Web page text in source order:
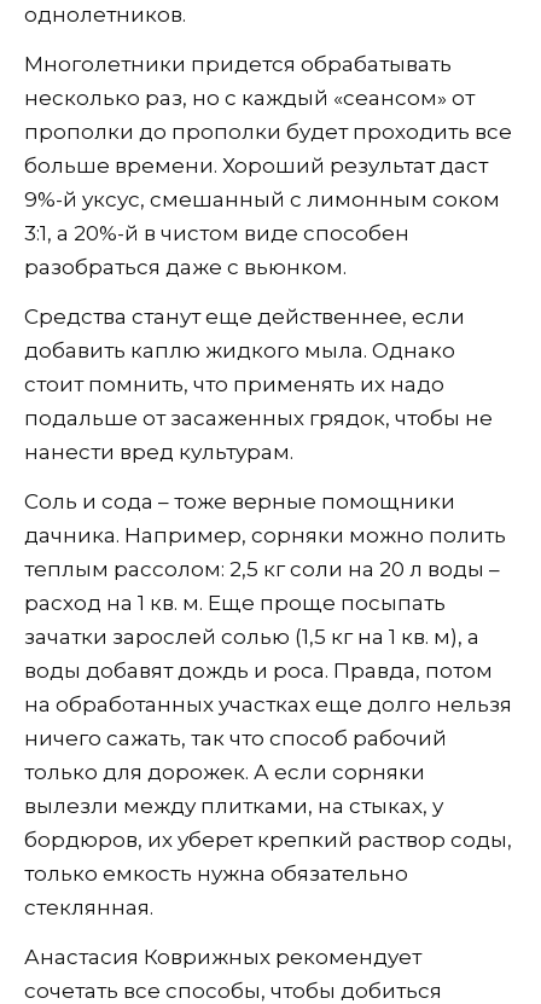
однолетников.
Многолетники придется обрабатывать
несколько раз, но с каждый «сеансом» от
прополки до прополки будет проходить все
больше времени. Хороший результат даст
9%-й уксус, смешанный с лимонным соком
3:1, а 20%-й в чистом виде способен
разобраться даже с вьюнком.
Средства станут еще действеннее, если
добавить каплю жидкого мыла. Однако
стоит помнить, что применять их надо
подальше от засаженных грядок, чтобы не
нанести вред культурам.
Соль и сода – тоже верные помощники
дачника. Например, сорняки можно полить
теплым рассолом: 2,5 кг соли на 20 л воды –
расход на 1 кв. м. Еще проще посыпать
зачатки зарослей солью (1,5 кг на 1 кв. м), а
воды добавят дождь и роса. Правда, потом
на обработанных участках еще долго нельзя
ничего сажать, так что способ рабочий
только для дорожек. А если сорняки
вылезли между плитками, на стыках, у
бордюров, их уберет крепкий раствор соды,
только емкость нужна обязательно
стеклянная.
Анастасия Коврижных рекомендует
сочетать все способы, чтобы добиться